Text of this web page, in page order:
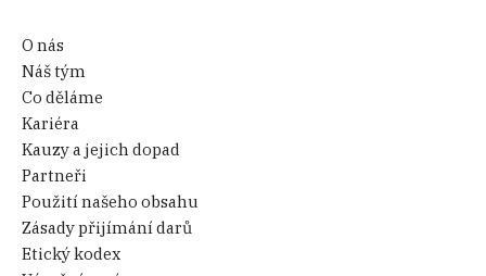
O nás
Náš tým
Co děláme
Kariéra
Kauzy a jejich dopad
Partneři
Použití našeho obsahu
Zásady přijímání darů
Etický kodex